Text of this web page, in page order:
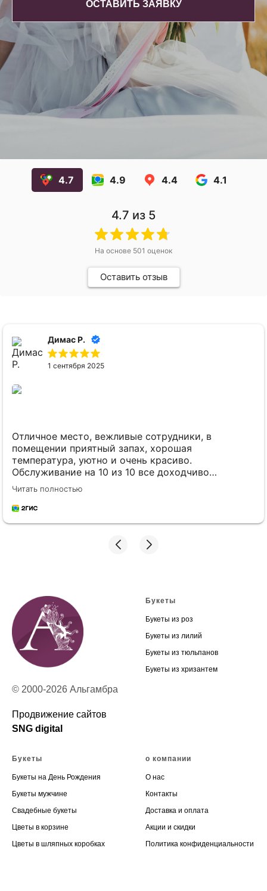
ОСТАВИТЬ ЗАЯВКУ
4.7 4.9 4.4 4.1
4.7 из 5
На основе 501 оценок
Оставить отзыв
Димас Р.
1 сентября 2025
Отличное место, вежливые сотрудники, в
помещении приятный запах, хорошая
температура, уютно и очень красиво.
Обслуживание на 10 из 10 все доходчиво
объяснили и рассказали.
Читать полностью
© 2000-2026 Альгамбра
Продвижение сайтов
SNG digital
Букеты
Букеты из роз
Букеты из лилий
Букеты из тюльпанов
Букеты из хризантем
Букеты
Букеты на День Рождения
Букеты мужчине
Свадебные букеты
Цветы в корзине
Цветы в шляпных коробках
о компании
О нас
Контакты
Доставка и оплата
Акции и скидки
Политика конфиденциальности